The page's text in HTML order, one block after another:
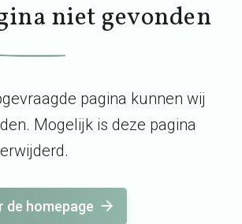
niet gevonden
pagina kunnen wij
Mogelijk is deze pagina
de homepage